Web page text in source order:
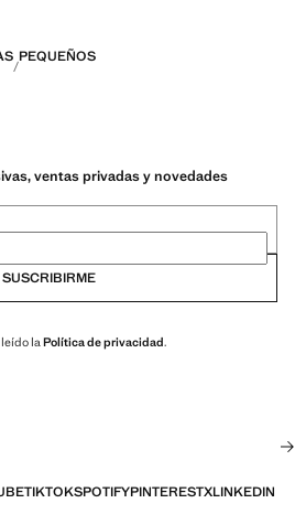
PEQUEÑOS
ventas privadas y novedades
SUSCRIBIRME
la Política de privacidad.
TIKTOKSPOTIFYPINTERESTXLINKEDIN